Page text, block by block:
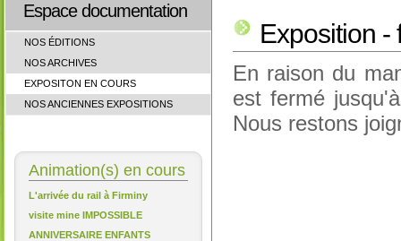
Espace documentation
NOS ÉDITIONS
NOS ARCHIVES
EXPOSITON EN COURS
NOS ANCIENNES EXPOSITIONS
Animation(s) en cours
L'arrivée du rail à Firminy
visite mine IMPOSSIBLE
ANNIVERSAIRE ENFANTS
Exposition -
En raison du
est fermé
Nous restons